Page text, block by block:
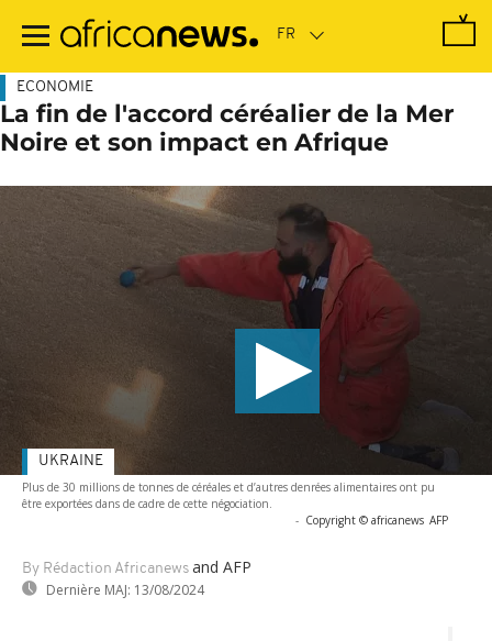
contenu
ECONOMIE
La fin de l'accord céréalier de la Mer
Noire et son impact en Afrique
Plus de 30 millions de tonnes de céréales et d’autres denrées alimentaires ont pu
être exportées dans de cadre de cette négociation.
- Copyright © africanews AFP
By Rédaction Africanews and AFP
Dernière MAJ: 13/08/2024
UKRAINE